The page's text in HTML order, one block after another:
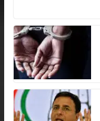
at
s
A
p
p
e
b
o
k